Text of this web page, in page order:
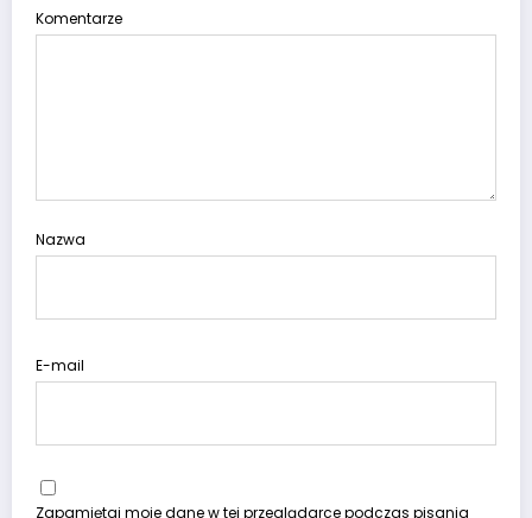
Komentarze
Nazwa
E-mail
Zapamiętaj moje dane w tej przeglądarce podczas pisania